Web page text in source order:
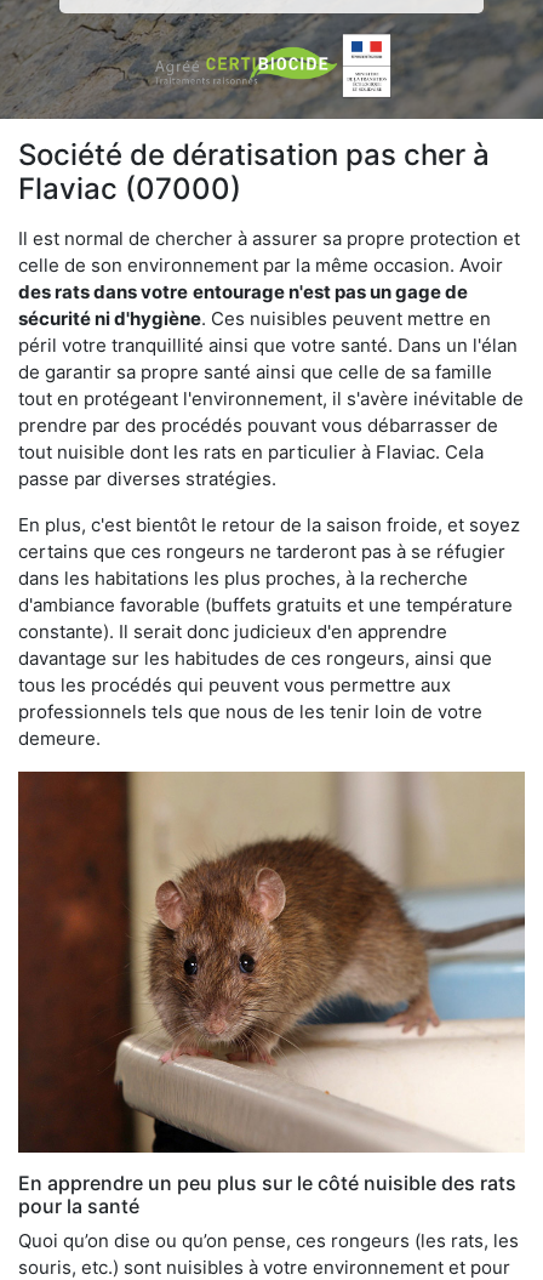
Société de dératisation pas cher à
Flaviac (07000)
Il est normal de chercher à assurer sa propre protection et
celle de son environnement par la même occasion. Avoir
des rats dans votre entourage n'est pas un gage de
sécurité ni d'hygiène. Ces nuisibles peuvent mettre en
péril votre tranquillité ainsi que votre santé. Dans un l'élan
de garantir sa propre santé ainsi que celle de sa famille
tout en protégeant l'environnement, il s'avère inévitable de
prendre par des procédés pouvant vous débarrasser de
tout nuisible dont les rats en particulier à Flaviac. Cela
passe par diverses stratégies.
En plus, c'est bientôt le retour de la saison froide, et soyez
certains que ces rongeurs ne tarderont pas à se réfugier
dans les habitations les plus proches, à la recherche
d'ambiance favorable (buffets gratuits et une température
constante). Il serait donc judicieux d'en apprendre
davantage sur les habitudes de ces rongeurs, ainsi que
tous les procédés qui peuvent vous permettre aux
professionnels tels que nous de les tenir loin de votre
demeure.
En apprendre un peu plus sur le côté nuisible des rats
pour la santé
Quoi qu’on dise ou qu’on pense, ces rongeurs (les rats, les
souris, etc.) sont nuisibles à votre environnement et pour